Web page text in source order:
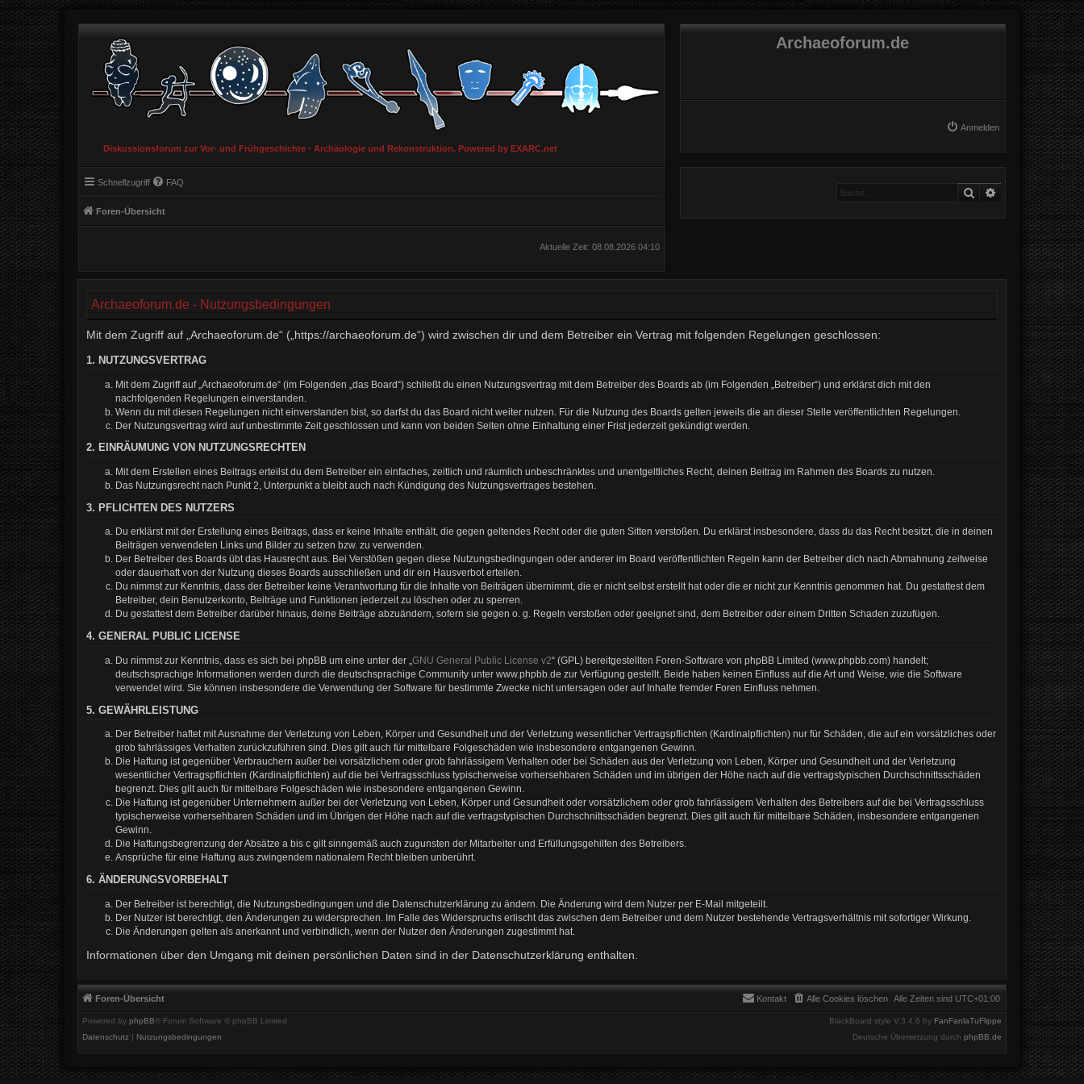
Diskussionsforum zur Vor- und Frühgeschichte - Archäologie und Rekonstruktion. Powered by EXARC.net
Archaeoforum.de
Anmelden
Schnellzugriff FAQ
Foren-Übersicht
Suche Erweiterte Suche
Aktuelle Zeit: 08.08.2026 04:10
Archaeoforum.de - Nutzungsbedingungen
Mit dem Zugriff auf „Archaeoforum.de“ („https://archaeoforum.de“) wird zwischen dir und dem Betreiber ein Vertrag mit folgenden Regelungen geschlossen:
1. NUTZUNGSVERTRAG
Mit dem Zugriff auf „Archaeoforum.de“ (im Folgenden „das Board“) schließt du einen Nutzungsvertrag mit dem Betreiber des Boards ab (im Folgenden „Betreiber“) und erklärst dich mit den
nachfolgenden Regelungen einverstanden.
Wenn du mit diesen Regelungen nicht einverstanden bist, so darfst du das Board nicht weiter nutzen. Für die Nutzung des Boards gelten jeweils die an dieser Stelle veröffentlichten Regelungen.
Der Nutzungsvertrag wird auf unbestimmte Zeit geschlossen und kann von beiden Seiten ohne Einhaltung einer Frist jederzeit gekündigt werden.
2. EINRÄUMUNG VON NUTZUNGSRECHTEN
Mit dem Erstellen eines Beitrags erteilst du dem Betreiber ein einfaches, zeitlich und räumlich unbeschränktes und unentgeltliches Recht, deinen Beitrag im Rahmen des Boards zu nutzen.
Das Nutzungsrecht nach Punkt 2, Unterpunkt a bleibt auch nach Kündigung des Nutzungsvertrages bestehen.
3. PFLICHTEN DES NUTZERS
Du erklärst mit der Erstellung eines Beitrags, dass er keine Inhalte enthält, die gegen geltendes Recht oder die guten Sitten verstoßen. Du erklärst insbesondere, dass du das Recht besitzt, die in deinen
Beiträgen verwendeten Links und Bilder zu setzen bzw. zu verwenden.
Der Betreiber des Boards übt das Hausrecht aus. Bei Verstößen gegen diese Nutzungsbedingungen oder anderer im Board veröffentlichten Regeln kann der Betreiber dich nach Abmahnung zeitweise
oder dauerhaft von der Nutzung dieses Boards ausschließen und dir ein Hausverbot erteilen.
Du nimmst zur Kenntnis, dass der Betreiber keine Verantwortung für die Inhalte von Beiträgen übernimmt, die er nicht selbst erstellt hat oder die er nicht zur Kenntnis genommen hat. Du gestattest dem
Betreiber, dein Benutzerkonto, Beiträge und Funktionen jederzeit zu löschen oder zu sperren.
Du gestattest dem Betreiber darüber hinaus, deine Beiträge abzuändern, sofern sie gegen o. g. Regeln verstoßen oder geeignet sind, dem Betreiber oder einem Dritten Schaden zuzufügen.
4. GENERAL PUBLIC LICENSE
Du nimmst zur Kenntnis, dass es sich bei phpBB um eine unter der „ GNU General Public License v2“ (GPL) bereitgestellten Foren-Software von phpBB Limited (www.phpbb.com) handelt;
deutschsprachige Informationen werden durch die deutschsprachige Community unter www.phpbb.de zur Verfügung gestellt. Beide haben keinen Einfluss auf die Art und Weise, wie die Software
verwendet wird. Sie können insbesondere die Verwendung der Software für bestimmte Zwecke nicht untersagen oder auf Inhalte fremder Foren Einfluss nehmen.
5. GEWÄHRLEISTUNG
Der Betreiber haftet mit Ausnahme der Verletzung von Leben, Körper und Gesundheit und der Verletzung wesentlicher Vertragspflichten (Kardinalpflichten) nur für Schäden, die auf ein vorsätzliches oder
grob fahrlässiges Verhalten zurückzuführen sind. Dies gilt auch für mittelbare Folgeschäden wie insbesondere entgangenen Gewinn.
Die Haftung ist gegenüber Verbrauchern außer bei vorsätzlichem oder grob fahrlässigem Verhalten oder bei Schäden aus der Verletzung von Leben, Körper und Gesundheit und der Verletzung
wesentlicher Vertragspflichten (Kardinalpflichten) auf die bei Vertragsschluss typischerweise vorhersehbaren Schäden und im übrigen der Höhe nach auf die vertragstypischen Durchschnittsschäden
begrenzt. Dies gilt auch für mittelbare Folgeschäden wie insbesondere entgangenen Gewinn.
Die Haftung ist gegenüber Unternehmern außer bei der Verletzung von Leben, Körper und Gesundheit oder vorsätzlichem oder grob fahrlässigem Verhalten des Betreibers auf die bei Vertragsschluss
typischerweise vorhersehbaren Schäden und im Übrigen der Höhe nach auf die vertragstypischen Durchschnittsschäden begrenzt. Dies gilt auch für mittelbare Schäden, insbesondere entgangenen
Gewinn.
Die Haftungsbegrenzung der Absätze a bis c gilt sinngemäß auch zugunsten der Mitarbeiter und Erfüllungsgehilfen des Betreibers.
Ansprüche für eine Haftung aus zwingendem nationalem Recht bleiben unberührt.
6. ÄNDERUNGSVORBEHALT
Der Betreiber ist berechtigt, die Nutzungsbedingungen und die Datenschutzerklärung zu ändern. Die Änderung wird dem Nutzer per E-Mail mitgeteilt.
Der Nutzer ist berechtigt, den Änderungen zu widersprechen. Im Falle des Widerspruchs erlischt das zwischen dem Betreiber und dem Nutzer bestehende Vertragsverhältnis mit sofortiger Wirkung.
Die Änderungen gelten als anerkannt und verbindlich, wenn der Nutzer den Änderungen zugestimmt hat.
Informationen über den Umgang mit deinen persönlichen Daten sind in der Datenschutzerklärung enthalten.
Foren-Übersicht Alle Zeiten sind UTC+01:00
Alle Cookies löschen
Kontakt
Powered by phpBB® Forum Software © phpBB Limited BlackBoard style V.3.4.6 by FanFanlaTuFlippe
Deutsche Übersetzung durch phpBB.de
Datenschutz | Nutzungsbedingungen